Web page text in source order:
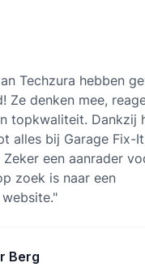
Techzura hebben
Ze denken mee,
topkwaliteit. Dankzij
alles bij Garage Fix-
Zeker een aanrader
zoek is naar een
"
Berg